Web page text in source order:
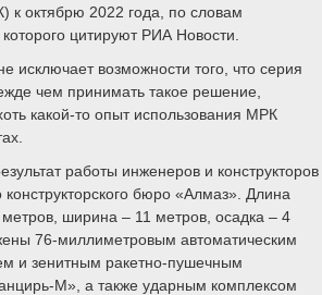
к октябрю 2022 года, по словам
цитируют РИА Новости.
исключает возможности того, что серия
чем принимать такое решение,
какой-то опыт использования МРК
работы инженеров и конструкторов
конструкторского бюро «Алмаз». Длина
метров, ширина – 11 метров, осадка – 4
76-миллиметровым автоматическим
и зенитным ракетно-пушечным
М», а также ударным комплексом